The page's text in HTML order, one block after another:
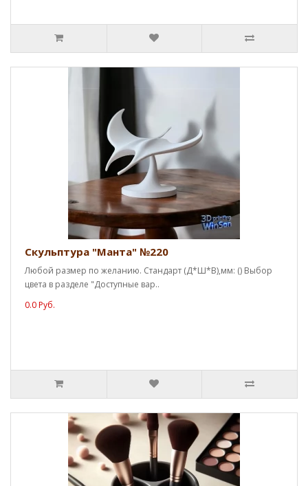
Скульптура "Манта" №220
Любой размер по желанию. Стандарт (Д*Ш*В),мм: () Выбор
цвета в разделе "Доступные вар..
0.0 Руб.